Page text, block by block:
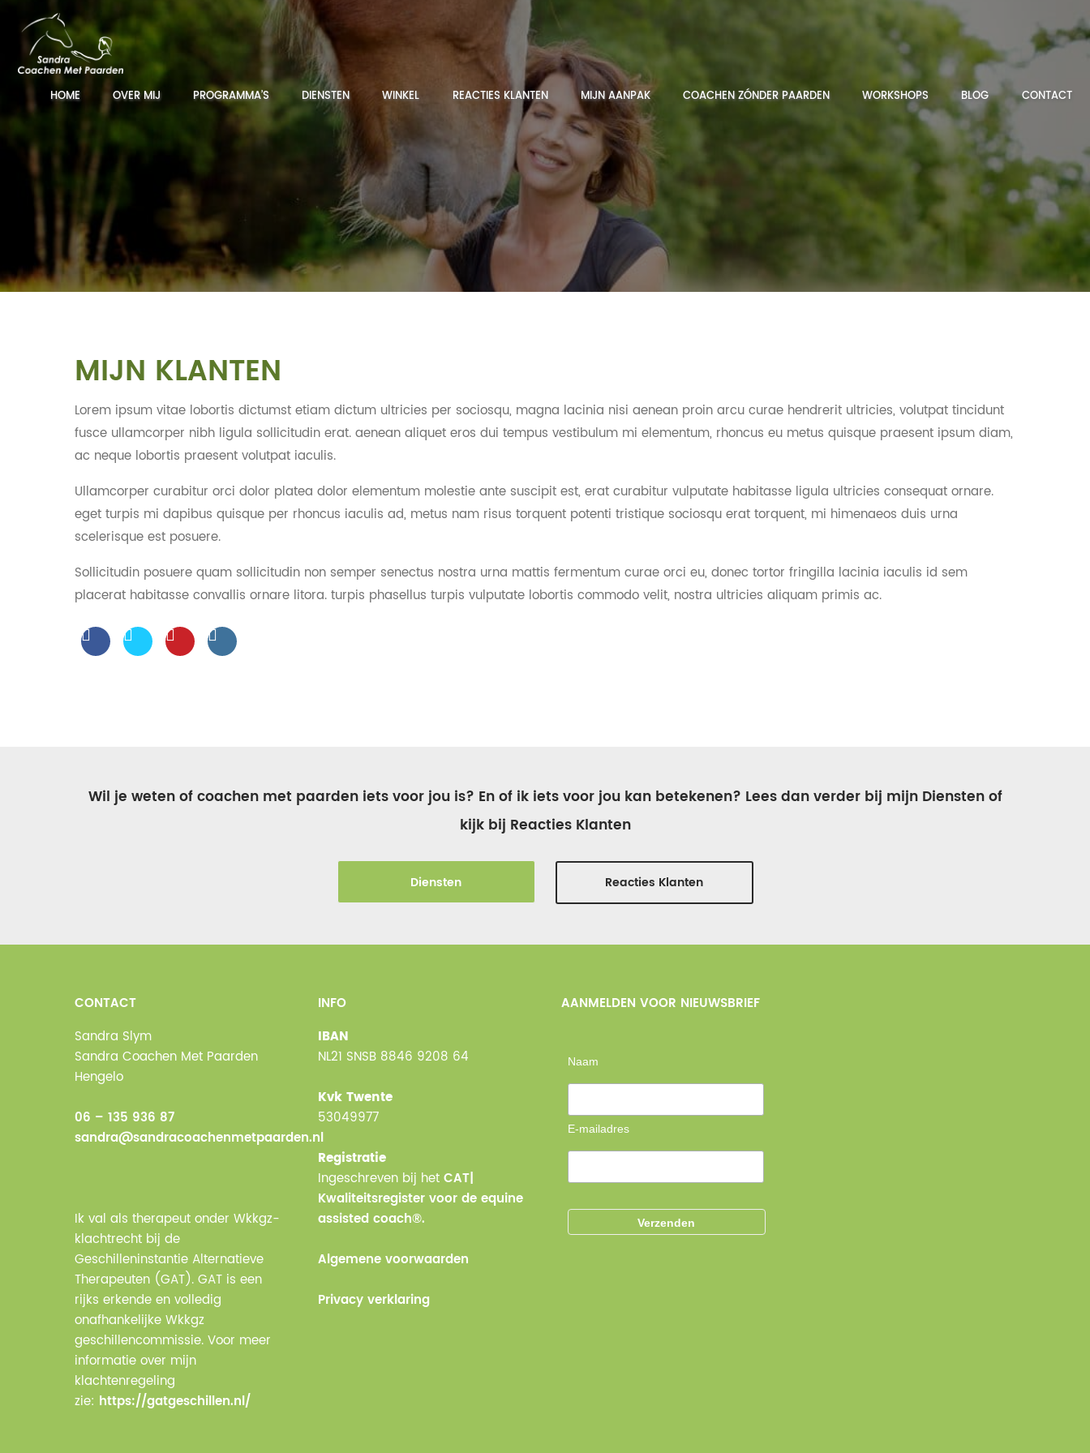
HOME OVER MIJ PROGRAMMA’S DIENSTEN WINKEL REACTIES KLANTEN MIJN AANPAK COACHEN ZÓNDER PAARDEN WORKSHOPS BLOG CONTACT
MIJN KLANTEN
Lorem ipsum vitae lobortis dictumst etiam dictum ultricies per sociosqu, magna lacinia nisi aenean proin arcu curae hendrerit ultricies, volutpat tincidunt
fusce ullamcorper nibh ligula sollicitudin erat. aenean aliquet eros dui tempus vestibulum mi elementum, rhoncus eu metus quisque praesent ipsum diam,
ac neque lobortis praesent volutpat iaculis.
Ullamcorper curabitur orci dolor platea dolor elementum molestie ante suscipit est, erat curabitur vulputate habitasse ligula ultricies consequat ornare.
eget turpis mi dapibus quisque per rhoncus iaculis ad, metus nam risus torquent potenti tristique sociosqu erat torquent, mi himenaeos duis urna
scelerisque est posuere.
Sollicitudin posuere quam sollicitudin non semper senectus nostra urna mattis fermentum curae orci eu, donec tortor fringilla lacinia iaculis id sem
placerat habitasse convallis ornare litora. turpis phasellus turpis vulputate lobortis commodo velit, nostra ultricies aliquam primis ac.
Wil je weten of coachen met paarden iets voor jou is? En of ik iets voor jou kan betekenen? Lees dan verder bij mijn Diensten of
kijk bij Reacties Klanten
Diensten Reacties Klanten
CONTACT
Sandra Slym
Sandra Coachen Met Paarden
Hengelo
06 – 135 936 87
sandra@sandracoachenmetpaarden.nl
Ik val als therapeut onder Wkkgz-
klachtrecht bij de
Geschilleninstantie Alternatieve
Therapeuten (GAT). GAT is een
rijks erkende en volledig
onafhankelijke Wkkgz
geschillencommissie. Voor meer
informatie over mijn
klachtenregeling
zie: https://gatgeschillen.nl/
INFO
IBAN
NL21 SNSB 8846 9208 64
Kvk Twente
53049977
Registratie
Ingeschreven bij het CAT|
Kwaliteitsregister voor de equine
assisted coach®.
Algemene voorwaarden
Privacy verklaring
AANMELDEN VOOR NIEUWSBRIEF
Naam
E-mailadres